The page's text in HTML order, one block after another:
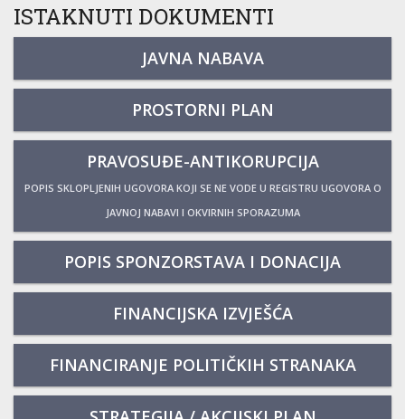
ISTAKNUTI DOKUMENTI
JAVNA NABAVA
PROSTORNI PLAN
PRAVOSUĐE-ANTIKORUPCIJA
POPIS SKLOPLJENIH UGOVORA KOJI SE NE VODE U REGISTRU UGOVORA O
JAVNOJ NABAVI I OKVIRNIH SPORAZUMA
POPIS SPONZORSTAVA I DONACIJA
FINANCIJSKA IZVJEŠĆA
FINANCIRANJE POLITIČKIH STRANAKA